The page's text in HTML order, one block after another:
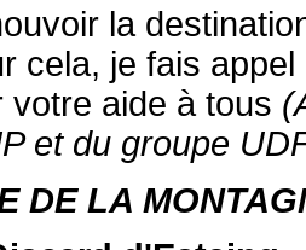
la
cela, je fais
votre aide à tous
et du groupe
DE LA